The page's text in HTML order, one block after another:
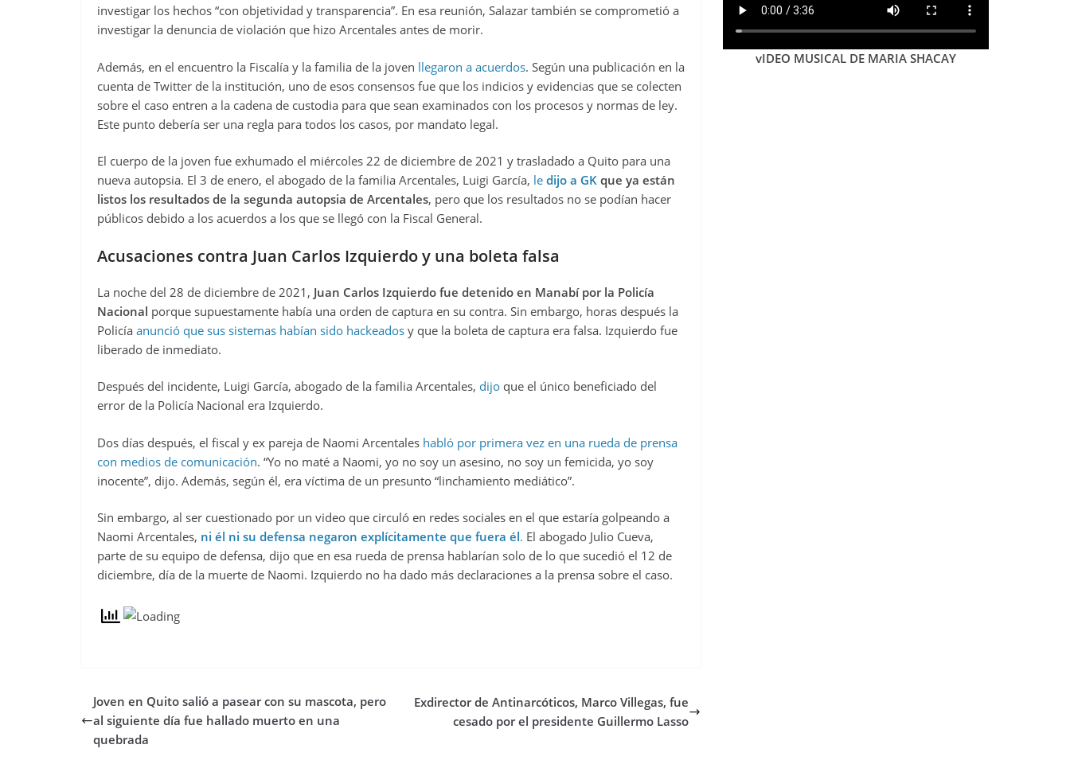
investigar los hechos “con objetividad y transparencia”. En esa reunión, Salazar también se comprometió a
investigar la denuncia de violación que hizo Arcentales antes de morir.
Además, en el encuentro la Fiscalía y la familia de la joven llegaron a acuerdos. Según una publicación en la
cuenta de Twitter de la institución, uno de esos consensos fue que los indicios y evidencias que se colecten
sobre el caso entren a la cadena de custodia para que sean examinados con los procesos y normas de ley.
Este punto debería ser una regla para todos los casos, por mandato legal.
El cuerpo de la joven fue exhumado el miércoles 22 de diciembre de 2021 y trasladado a Quito para una
nueva autopsia. El 3 de enero, el abogado de la familia Arcentales, Luigi García, le dijo a GK que ya están
listos los resultados de la segunda autopsia de Arcentales, pero que los resultados no se podían hacer
públicos debido a los acuerdos a los que se llegó con la Fiscal General.
Acusaciones contra Juan Carlos Izquierdo y una boleta falsa
La noche del 28 de diciembre de 2021, Juan Carlos Izquierdo fue detenido en Manabí por la Policía
Nacional porque supuestamente había una orden de captura en su contra. Sin embargo, horas después la
Policía anunció que sus sistemas habían sido hackeados y que la boleta de captura era falsa. Izquierdo fue
liberado de inmediato.
Después del incidente, Luigi García, abogado de la familia Arcentales, dijo que el único beneficiado del
error de la Policía Nacional era Izquierdo.
Dos días después, el fiscal y ex pareja de Naomi Arcentales habló por primera vez en una rueda de prensa
con medios de comunicación. “Yo no maté a Naomi, yo no soy un asesino, no soy un femicida, yo soy
inocente”, dijo. Además, según él, era víctima de un presunto “linchamiento mediático”.
Sin embargo, al ser cuestionado por un video que circuló en redes sociales en el que estaría golpeando a
Naomi Arcentales, ni él ni su defensa negaron explícitamente que fuera él. El abogado Julio Cueva,
parte de su equipo de defensa, dijo que en esa rueda de prensa hablarían solo de lo que sucedió el 12 de
diciembre, día de la muerte de Naomi. Izquierdo no ha dado más declaraciones a la prensa sobre el caso.
Joven en Quito salió a pasear con su mascota, pero
al siguiente día fue hallado muerto en una
quebrada
Exdirector de Antinarcóticos, Marco Villegas, fue
cesado por el presidente Guillermo Lasso
vIDEO MUSICAL DE MARIA SHACAY